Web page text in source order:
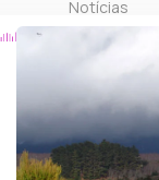
Notícias